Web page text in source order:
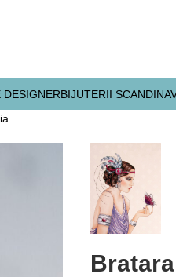
DESIGNERBIJUTERII